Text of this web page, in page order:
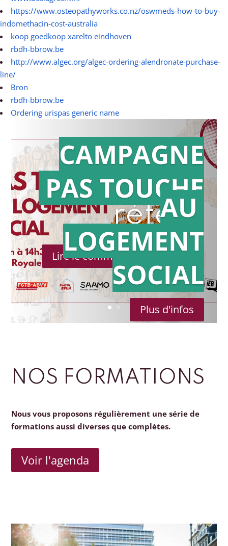
https://www.osteopathyworks.co.nz/oswmeds-how-to-buy-
indomethacin-cost-australia
koop goedkoop xarelto eindhoven
rbdh-bbrow.be
http://www.algec.org/algec-ordering-alendronate-purchase-
line/
Bron
rbdh-bbrow.be
Ordering urispas generic name
Action en
référé
Lire le communiqué de presse
CAMPAGNE
PAS TOUCHE
AU
LOGEMENT
SOCIAL
Plus d'infos
NOS FORMATIONS
Nous vous proposons régulièrement une série de
formations aussi diverses que complètes.
Voir l'agenda